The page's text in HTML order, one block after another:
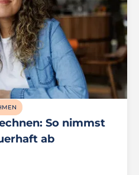
So nimmst
ab